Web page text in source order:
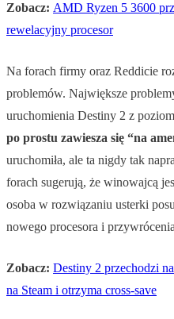
Zobacz: AMD Ryzen 5 3600
rewelacyjny procesor
Na forach firmy oraz Reddicie
problemów. Największe
uruchomienia Destiny 2 z
po prostu zawiesza się “na
uruchomiła, ale ta nigdy tak
forach sugerują, że winowajcą
osoba w rozwiązaniu usterki
nowego procesora i
Zobacz: Destiny 2 przechodzi
na Steam i otrzyma cross-save